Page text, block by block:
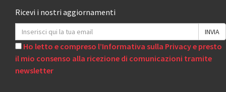
Ricevi i nostri aggiornamenti
Ho letto e compreso l’Informativa sulla Privacy e presto
il mio consenso alla ricezione di comunicazioni tramite
newsletter